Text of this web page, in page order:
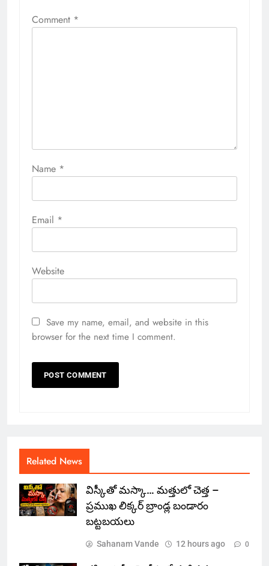
Comment *
Name *
Email *
Website
Save my name, email, and website in this
browser for the next time I comment.
Related News
విస్కీతో మస్కా… మత్తులో చెత్త –
ప్రముఖ లిక్కర్ బ్రాండ్ల బండారం
బట్టబయలు
Sahanam Vande 12 hours ago 0